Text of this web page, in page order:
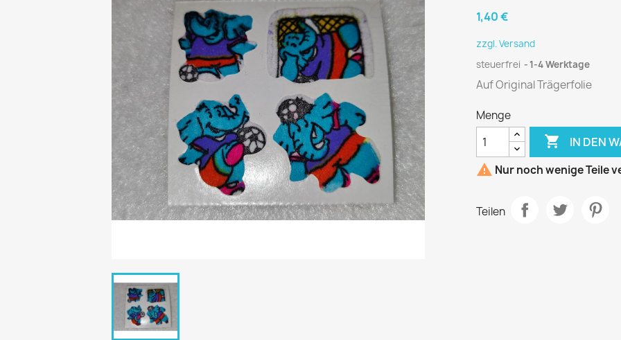
1,40 €
zzgl. Versand
steuerfrei
1-4 Werktage
Auf Original Trägerfolie
Menge
 IN DEN
 Nur noch wenige Teile
Teilen